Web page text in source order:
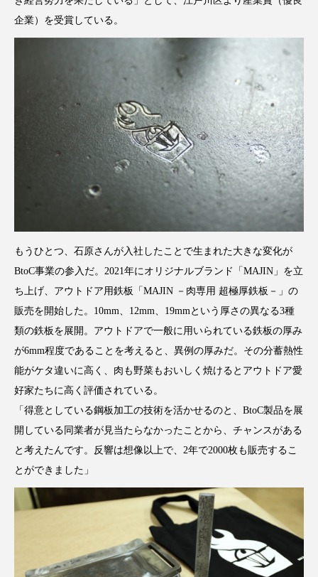
企業）を受賞している。
もうひとつ、石原さんが入社したことで生まれた大きな変化が
BtoC事業の参入だ。2021年にオリジナルブランド「MAJIN」を立
ち上げ、アウトドア用鉄板「MAJIN －肉専用 超極厚鉄板－」の
販売を開始した。10mm、12mm、19mmという厚さの異なる3種
類の鉄板を展開。アウトドアで一般に用いられている鉄板の厚み
が6mm程度であることを考えると、異例の厚みだ。その分蓄熱性
能がケタ違いに高く、肉も野菜もおいしく焼けるとアウトドア愛
好家たちに高く評価されている。
「得意としている鋼板加工の技術を活かせるのと、BtoC製品を展
開している同業者が見当たらなかったことから、チャンスがある
と考えたんです。反響は想像以上で、2年で2000枚も販売するこ
とができました」